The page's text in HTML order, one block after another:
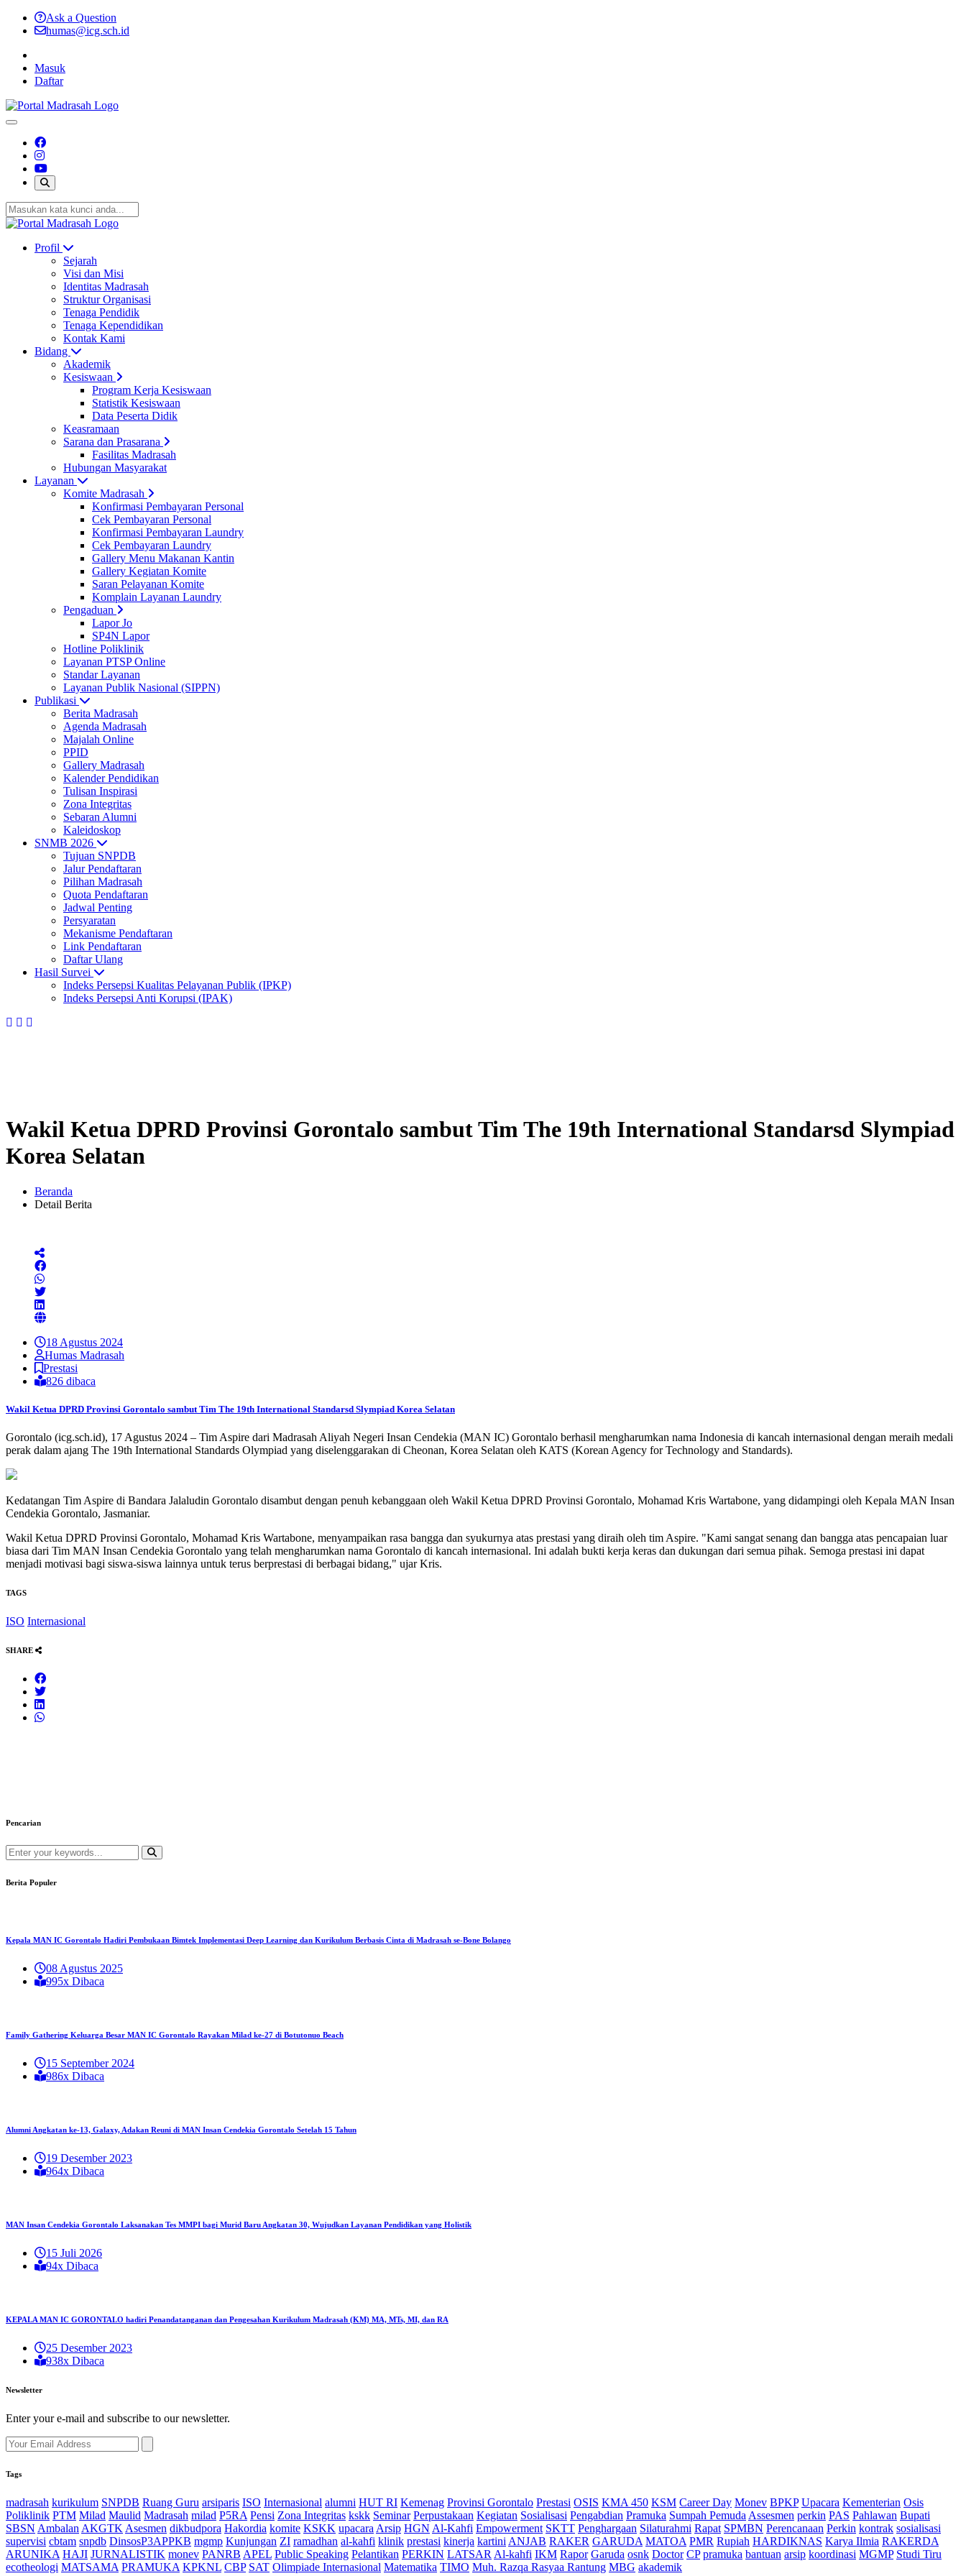
Ask a Question
humas@icg.sch.id
Masuk
Daftar
Profil
Sejarah
Visi dan Misi
Identitas Madrasah
Struktur Organisasi
Tenaga Pendidik
Tenaga Kependidikan
Kontak Kami
Bidang
Akademik
Kesiswaan
Program Kerja Kesiswaan
Statistik Kesiswaan
Data Peserta Didik
Keasramaan
Sarana dan Prasarana
Fasilitas Madrasah
Hubungan Masyarakat
Layanan
Komite Madrasah
Konfirmasi Pembayaran Personal
Cek Pembayaran Personal
Konfirmasi Pembayaran Laundry
Cek Pembayaran Laundry
Gallery Menu Makanan Kantin
Gallery Kegiatan Komite
Saran Pelayanan Komite
Komplain Layanan Laundry
Pengaduan
Lapor Jo
SP4N Lapor
Hotline Poliklinik
Layanan PTSP Online
Standar Layanan
Layanan Publik Nasional (SIPPN)
Publikasi
Berita Madrasah
Agenda Madrasah
Majalah Online
PPID
Gallery Madrasah
Kalender Pendidikan
Tulisan Inspirasi
Zona Integritas
Sebaran Alumni
Kaleidoskop
SNMB 2026
Tujuan SNPDB
Jalur Pendaftaran
Pilihan Madrasah
Quota Pendaftaran
Jadwal Penting
Persyaratan
Mekanisme Pendaftaran
Link Pendaftaran
Daftar Ulang
Hasil Survei
Indeks Persepsi Kualitas Pelayanan Publik (IPKP)
Indeks Persepsi Anti Korupsi (IPAK)
Wakil Ketua DPRD Provinsi Gorontalo sambut Tim The 19th International Standarsd Slympiad
Korea Selatan
Beranda
Detail Berita
18 Agustus 2024
Humas Madrasah
Prestasi
826 dibaca
Wakil Ketua DPRD Provinsi Gorontalo sambut Tim The 19th International Standarsd Slympiad Korea Selatan
Gorontalo (icg.sch.id), 17 Agustus 2024 – Tim Aspire dari Madrasah Aliyah Negeri Insan Cendekia (MAN IC) Gorontalo berhasil mengharumkan nama Indonesia di kancah internasional dengan meraih medali
perak dalam ajang The 19th International Standards Olympiad yang diselenggarakan di Cheonan, Korea Selatan oleh KATS (Korean Agency for Technology and Standards).
Kedatangan Tim Aspire di Bandara Jalaludin Gorontalo disambut dengan penuh kebanggaan oleh Wakil Ketua DPRD Provinsi Gorontalo, Mohamad Kris Wartabone, yang didampingi oleh Kepala MAN Insan
Cendekia Gorontalo, Jasmaniar.
Wakil Ketua DPRD Provinsi Gorontalo, Mohamad Kris Wartabone, menyampaikan rasa bangga dan syukurnya atas prestasi yang diraih oleh tim Aspire. "Kami sangat senang dan bangga atas pencapaian luar
biasa dari Tim MAN Insan Cendekia Gorontalo yang telah mengharumkan nama Gorontalo di kancah internasional. Ini adalah bukti kerja keras dan dukungan dari semua pihak. Semoga prestasi ini dapat
menjadi motivasi bagi siswa-siswa lainnya untuk terus berprestasi di berbagai bidang," ujar Kris.
TAGS
ISO Internasional
SHARE
Pencarian
Berita Populer
Kepala MAN IC Gorontalo Hadiri Pembukaan Bimtek Implementasi Deep Learning dan Kurikulum Berbasis Cinta di Madrasah se-Bone Bolango
08 Agustus 2025
995x Dibaca
Family Gathering Keluarga Besar MAN IC Gorontalo Rayakan Milad ke-27 di Botutonuo Beach
15 September 2024
986x Dibaca
Alumni Angkatan ke-13, Galaxy, Adakan Reuni di MAN Insan Cendekia Gorontalo Setelah 15 Tahun
19 Desember 2023
964x Dibaca
MAN Insan Cendekia Gorontalo Laksanakan Tes MMPI bagi Murid Baru Angkatan 30, Wujudkan Layanan Pendidikan yang Holistik
15 Juli 2026
94x Dibaca
KEPALA MAN IC GORONTALO hadiri Penandatanganan dan Pengesahan Kurikulum Madrasah (KM) MA, MTs, MI, dan RA
25 Desember 2023
938x Dibaca
Newsletter
Enter your e-mail and subscribe to our newsletter.
Tags
madrasah kurikulum SNPDB Ruang Guru arsiparis ISO Internasional alumni HUT RI Kemenag Provinsi Gorontalo Prestasi OSIS KMA 450 KSM Career Day Monev BPKP Upacara Kementerian Osis
Poliklinik PTM Milad Maulid Madrasah milad P5RA Pensi Zona Integritas kskk Seminar Perpustakaan Kegiatan Sosialisasi Pengabdian Pramuka Sumpah Pemuda Assesmen perkin PAS Pahlawan Bupati
SBSN Ambalan AKGTK Asesmen dikbudpora Hakordia komite KSKK upacara Arsip HGN Al-Kahfi Empowerment SKTT Penghargaan Silaturahmi Rapat SPMBN Perencanaan Perkin kontrak sosialisasi
supervisi cbtam snpdb DinsosP3APPKB mgmp Kunjungan ZI ramadhan al-kahfi klinik prestasi kinerja kartini ANJAB RAKER GARUDA MATOA PMR Rupiah HARDIKNAS Karya Ilmia RAKERDA
ARUNIKA HAJI JURNALISTIK monev PANRB APEL Public Speaking Pelantikan PERKIN LATSAR Al-kahfi IKM Rapor Garuda osnk Doctor CP pramuka bantuan arsip koordinasi MGMP Studi Tiru
ecotheologi MATSAMA PRAMUKA KPKNL CBP SAT Olimpiade Internasional Matematika TIMO Muh. Razqa Rasyaa Rantung MBG akademik